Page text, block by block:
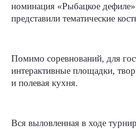
номинация «Рыбацкое
представили тематические
Помимо соревнований, для
интерактивные площадки,
и полевая кухня.
Вся выловленная в ходе